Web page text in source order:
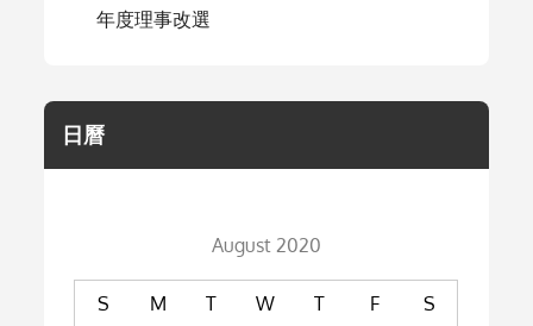
年度理事改選
日曆
August 2020
S M T W T F S